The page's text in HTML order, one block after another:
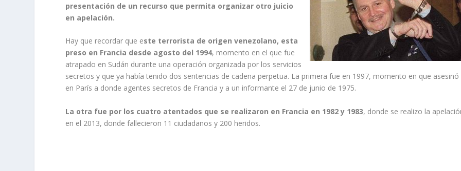
presentación de un recurso que permita organizar otro juicio
en apelación.
Hay que recordar que este terrorista de origen venezolano, esta
preso en Francia desde agosto del 1994, momento en el que fue
atrapado en Sudán durante una operación organizada por los servicios
secretos y que ya había tenido dos sentencias de cadena perpetua. La primera fue en 1997, momento en que asesinó
en París a donde agentes secretos de Francia y a un informante el 27 de junio de 1975.
La otra fue por los cuatro atentados que se realizaron en Francia en 1982 y 1983, donde se realizo la
en el 2013, donde fallecieron 11 ciudadanos y 200 heridos.